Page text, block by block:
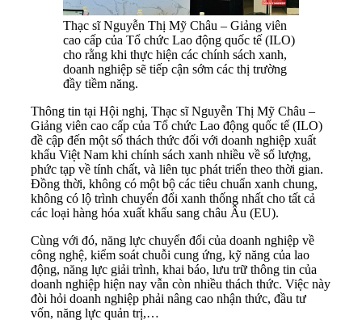
Thạc sĩ Nguyễn Thị Mỹ Châu – Giảng viên
cao cấp của Tổ chức Lao động quốc tế (ILO)
cho rằng khi thực hiện các chính sách xanh,
doanh nghiệp sẽ tiếp cận sớm các thị trường
đầy tiềm năng.
Thông tin tại Hội nghị, Thạc sĩ Nguyễn Thị Mỹ Châu –
Giảng viên cao cấp của Tổ chức Lao động quốc tế (ILO)
đề cập đến một số thách thức đối với doanh nghiệp xuất
khẩu Việt Nam khi chính sách xanh nhiều về số lượng,
phức tạp về tính chất, và liên tục phát triển theo thời gian.
Đồng thời, không có một bộ các tiêu chuẩn xanh chung,
không có lộ trình chuyển đổi xanh thống nhất cho tất cả
các loại hàng hóa xuất khẩu sang châu Âu (EU).
Cùng với đó, năng lực chuyển đổi của doanh nghiệp về
công nghệ, kiểm soát chuỗi cung ứng, kỹ năng của lao
động, năng lực giải trình, khai báo, lưu trữ thông tin của
doanh nghiệp hiện nay vẫn còn nhiều thách thức. Việc này
đòi hỏi doanh nghiệp phải nâng cao nhận thức, đầu tư
vốn, năng lực quản trị,…